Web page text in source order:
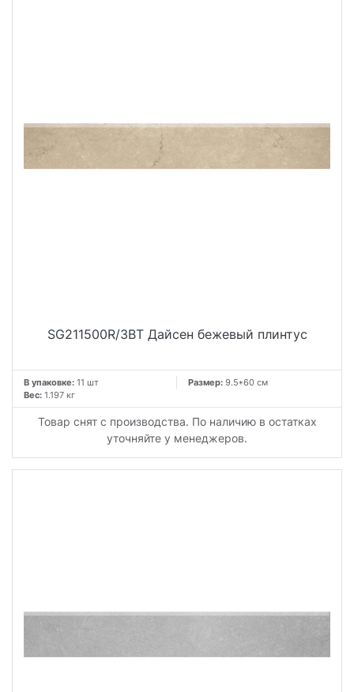
SG211500R/3BT Дайсен бежевый плинтус
В упаковке: 11 шт Размер: 9.5*60 см
Вес: 1.197 кг
Товар снят с производства. По наличию в остатках
уточняйте у менеджеров.